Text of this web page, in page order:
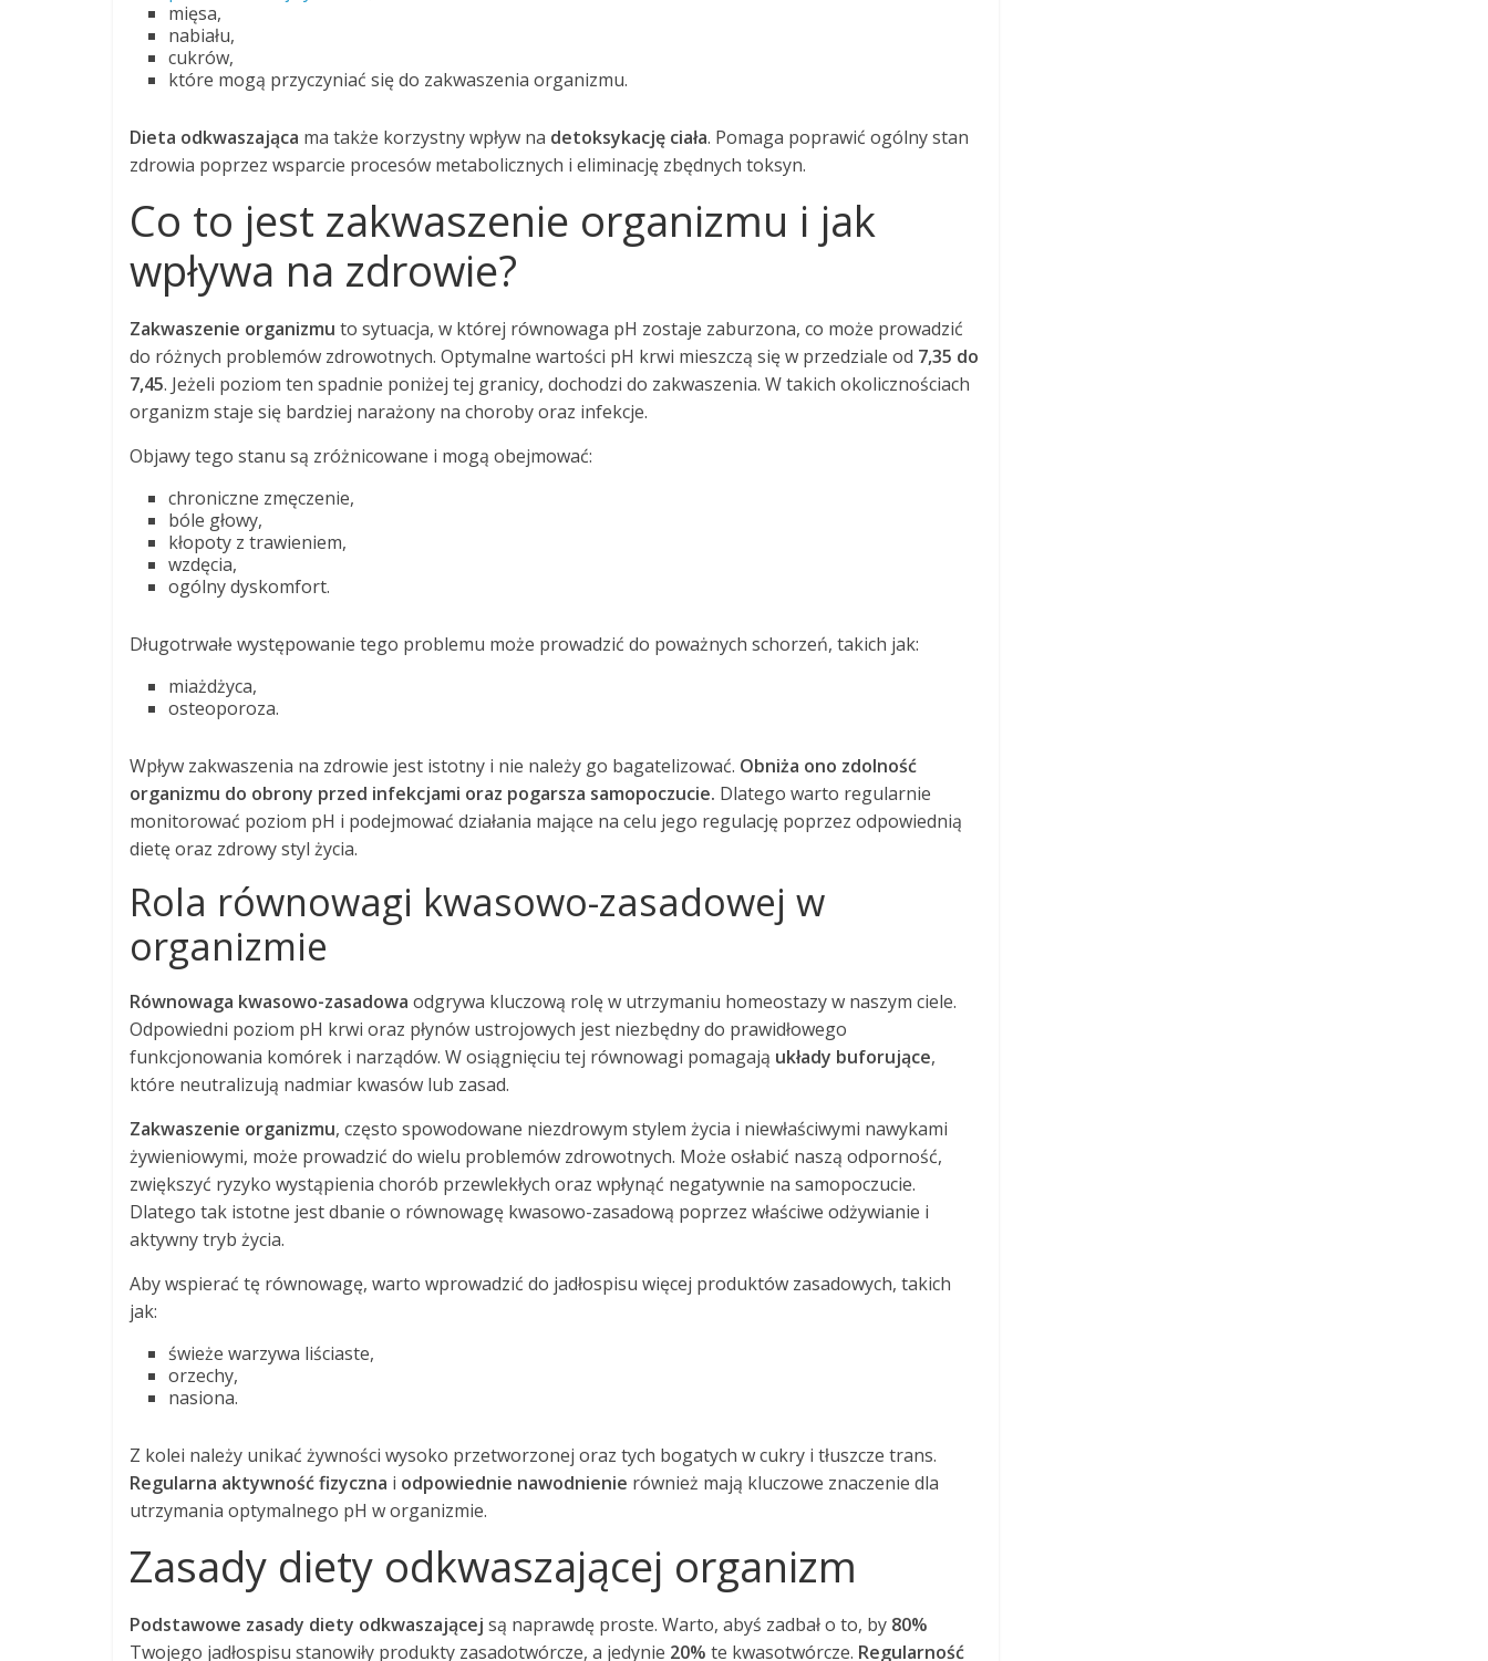
mięsa,
nabiału,
cukrów,
które mogą przyczyniać się do zakwaszenia organizmu.
Dieta odkwaszająca ma także korzystny wpływ na detoksykację ciała. Pomaga poprawić ogólny stan
zdrowia poprzez wsparcie procesów metabolicznych i eliminację zbędnych toksyn.
Co to jest zakwaszenie organizmu i jak
wpływa na zdrowie?
Zakwaszenie organizmu to sytuacja, w której równowaga pH zostaje zaburzona, co może prowadzić
do różnych problemów zdrowotnych. Optymalne wartości pH krwi mieszczą się w przedziale od 7,35 do
7,45. Jeżeli poziom ten spadnie poniżej tej granicy, dochodzi do zakwaszenia. W takich okolicznościach
organizm staje się bardziej narażony na choroby oraz infekcje.
Objawy tego stanu są zróżnicowane i mogą obejmować:
chroniczne zmęczenie,
bóle głowy,
kłopoty z trawieniem,
wzdęcia,
ogólny dyskomfort.
Długotrwałe występowanie tego problemu może prowadzić do poważnych schorzeń, takich jak:
miażdżyca,
osteoporoza.
Wpływ zakwaszenia na zdrowie jest istotny i nie należy go bagatelizować. Obniża ono zdolność
organizmu do obrony przed infekcjami oraz pogarsza samopoczucie. Dlatego warto regularnie
monitorować poziom pH i podejmować działania mające na celu jego regulację poprzez odpowiednią
dietę oraz zdrowy styl życia.
Rola równowagi kwasowo-zasadowej w
organizmie
Równowaga kwasowo-zasadowa odgrywa kluczową rolę w utrzymaniu homeostazy w naszym ciele.
Odpowiedni poziom pH krwi oraz płynów ustrojowych jest niezbędny do prawidłowego
funkcjonowania komórek i narządów. W osiągnięciu tej równowagi pomagają układy buforujące,
które neutralizują nadmiar kwasów lub zasad.
Zakwaszenie organizmu, często spowodowane niezdrowym stylem życia i niewłaściwymi nawykami
żywieniowymi, może prowadzić do wielu problemów zdrowotnych. Może osłabić naszą odporność,
zwiększyć ryzyko wystąpienia chorób przewlekłych oraz wpłynąć negatywnie na samopoczucie.
Dlatego tak istotne jest dbanie o równowagę kwasowo-zasadową poprzez właściwe odżywianie i
aktywny tryb życia.
Aby wspierać tę równowagę, warto wprowadzić do jadłospisu więcej produktów zasadowych, takich
jak:
świeże warzywa liściaste,
orzechy,
nasiona.
Z kolei należy unikać żywności wysoko przetworzonej oraz tych bogatych w cukry i tłuszcze trans.
Regularna aktywność fizyczna i odpowiednie nawodnienie również mają kluczowe znaczenie dla
utrzymania optymalnego pH w organizmie.
Zasady diety odkwaszającej organizm
Podstawowe zasady diety odkwaszającej są naprawdę proste. Warto, abyś zadbał o to, by 80%
Twojego jadłospisu stanowiły produkty zasadotwórcze, a jedynie 20% te kwasotwórcze. Regularność